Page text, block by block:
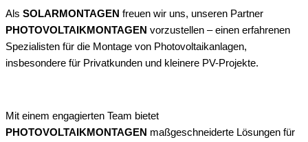
Als SOLARMONTAGEN freuen wir uns, unseren Partner
PHOTOVOLTAIKMONTAGEN vorzustellen – einen erfahrenen
Spezialisten für die Montage von Photovoltaikanlagen,
insbesondere für Privatkunden und kleinere PV-Projekte.
Mit einem engagierten Team bietet
PHOTOVOLTAIKMONTAGEN maßgeschneiderte Lösungen für